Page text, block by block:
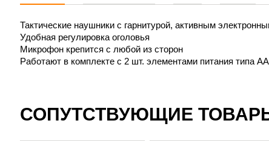
Тактические наушники с гарнитурой, активным
Удобная регулировка оголовья
Микрофон крепится с любой из сторон
Работают в комплекте с 2 шт. элементами питания типа
СОПУТСТВУЮЩИЕ